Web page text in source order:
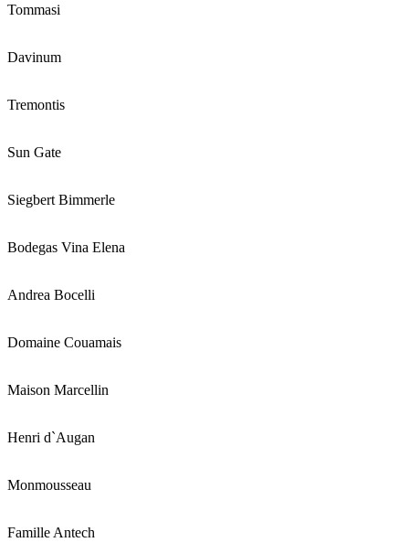
Tommasi
Davinum
Tremontis
Sun Gate
Siegbert Bimmerle
Bodegas Vina Elena
Andrea Bocelli
Domaine Couamais
Maison Marcellin
Henri d`Augan
Monmousseau
Famille Antech